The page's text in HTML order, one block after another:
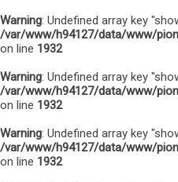
Warning: Undefined array key
/var/www/h94127/data/www/
on line 1932
Warning: Undefined array key
/var/www/h94127/data/www/
on line 1932
Warning: Undefined array key
/var/www/h94127/data/www/
on line 1932